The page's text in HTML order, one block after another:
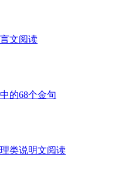
文阅读
的68个金句
类说明文阅读